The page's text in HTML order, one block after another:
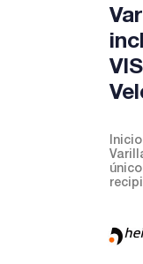
Inicio